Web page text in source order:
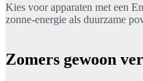
Kies voor apparaten met een
zonne-energie als duurzame
Zomers gewoon